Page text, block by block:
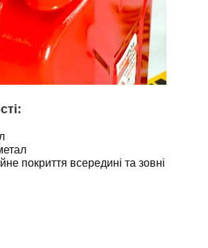
покриття всередині та зовні